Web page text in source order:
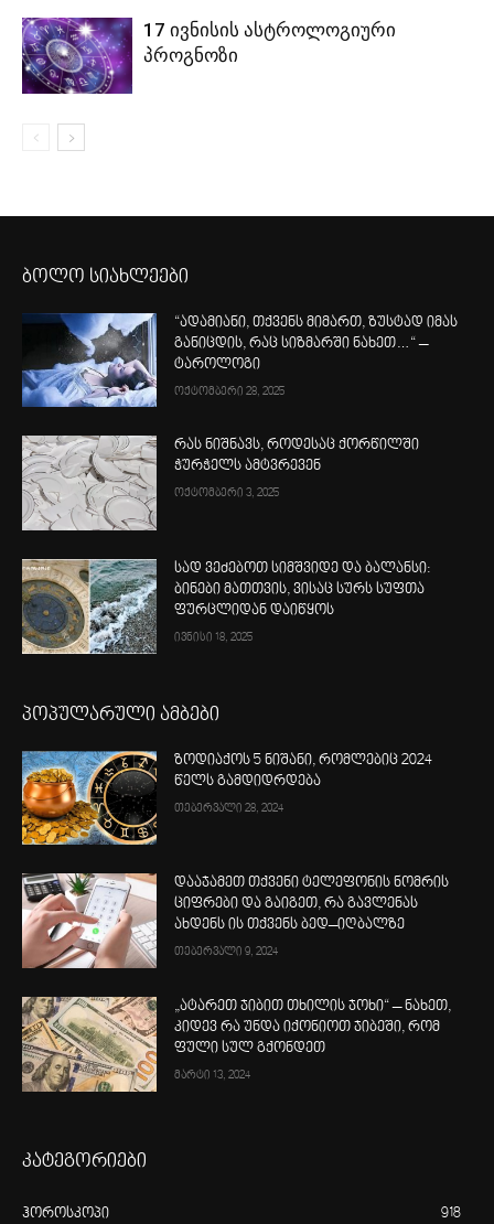
17 ივნისის ასტროლოგიური
პროგნოზი
ბოლო სიახლეები
“ადამიანი, თქვენს მიმართ, ზუსტად იმას
განიცდის, რაც სიზმარში ნახეთ…“ –
ტაროლოგი
ოქტომბერი 28, 2025
რას ნიშნავს, როდესაც ქორწილში
ჭურჭელს ამტვრევენ
ოქტომბერი 3, 2025
სად ვეძებოთ სიმშვიდე და ბალანსი:
ბინები მათთვის, ვისაც სურს სუფთა
ფურცლიდან დაიწყოს
ივნისი 18, 2025
პოპულარული ამბები
ზოდიაქოს 5 ნიშანი, რომლებიც 2024
წელს გამდიდრდება
თებერვალი 28, 2024
დააჯამეთ თქვენი ტელეფონის ნომრის
ციფრები და გაიგეთ, რა გავლენას
ახდენს ის თქვენს ბედ–იღბალზე
თებერვალი 9, 2024
„ატარეთ ჯიბით თხილის ჯოხი“ – ნახეთ,
კიდევ რა უნდა იქონიოთ ჯიბეში, რომ
ფული სულ გქონდეთ
მარტი 13, 2024
კატეგორიები
ჰოროსკოპი 918